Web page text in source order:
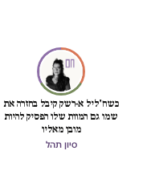
כשח'ליל א-רשק קיבל בחזרה את
שמו גם המוות שלו הפסיק להיות
מובן מאליו
סיון תהל